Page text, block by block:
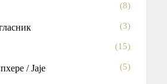
(8)
(3)
(15)
/ Јаје (5)